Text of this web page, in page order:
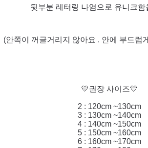
뒷부분 레터링 나염으로 유니크함
(안쪽이 꺼글거리지 않아요 . 안에 부드럽
💛권장 사이즈💛
2 : 120cm ~130cm
3 : 130cm ~140cm
4 : 140cm ~150cm
5 : 150cm ~160cm
6 : 160cm ~170cm